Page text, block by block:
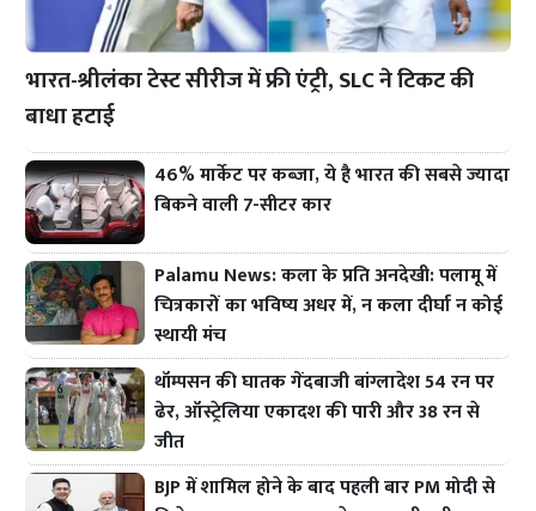
भारत-श्रीलंका टेस्ट सीरीज में फ्री एंट्री, SLC ने टिकट की
बाधा हटाई
46% मार्केट पर कब्जा, ये है भारत की सबसे ज्यादा
बिकने वाली 7-सीटर कार
Palamu News: कला के प्रति अनदेखी: पलामू में
चित्रकारों का भविष्य अधर में, न कला दीर्घा न कोई
स्थायी मंच
थॉम्पसन की घातक गेंदबाजी बांग्लादेश 54 रन पर
ढेर, ऑस्ट्रेलिया एकादश की पारी और 38 रन से
जीत
BJP में शामिल होने के बाद पहली बार PM मोदी से